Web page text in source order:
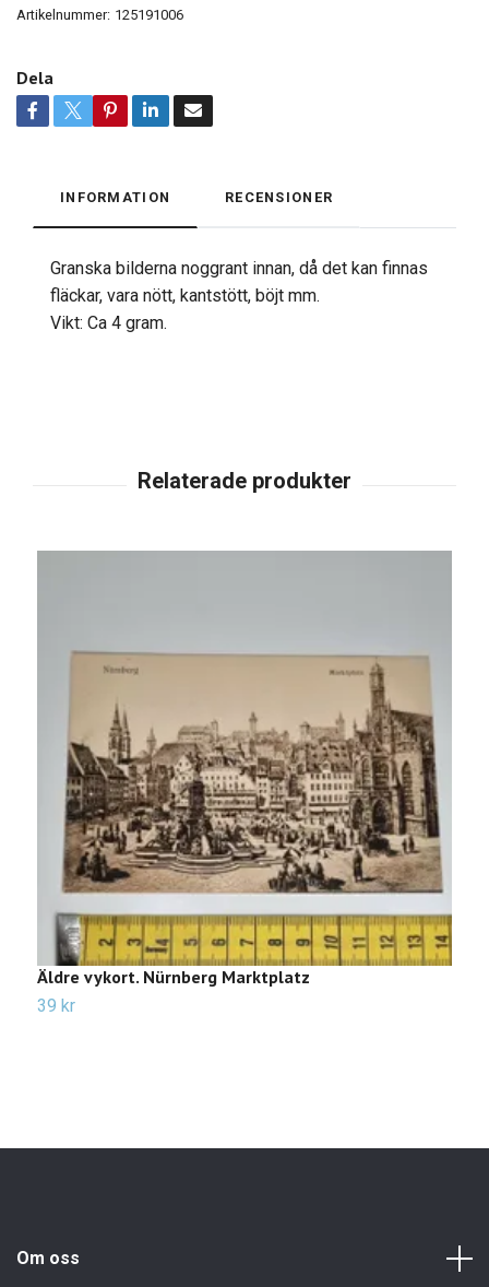
Artikelnummer: 125191006
Dela
INFORMATION RECENSIONER
Granska bilderna noggrant innan, då det kan finnas
fläckar, vara nött, kantstött, böjt mm.
Vikt: Ca 4 gram.
Äldre vykort. Nürnberg Marktplatz
39 kr
Om oss